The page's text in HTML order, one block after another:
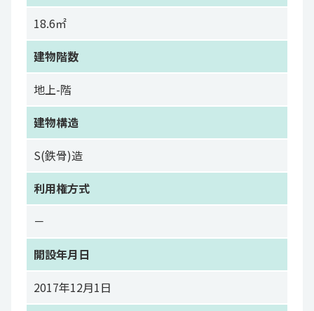
18.6㎡
建物階数
地上-階
建物構造
S(鉄骨)造
利用権方式
－
開設年月日
2017年12月1日